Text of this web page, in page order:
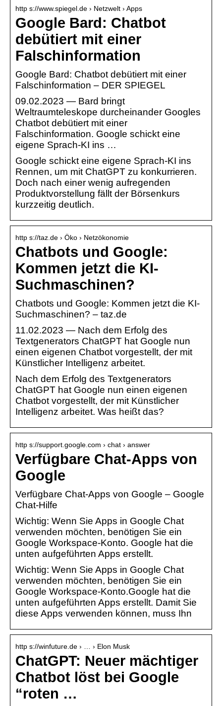
http s://www.spiegel.de › Netzwelt › Apps
Google Bard: Chatbot
debütiert mit einer
Falschinformation
Google Bard: Chatbot debütiert mit einer
Falschinformation – DER SPIEGEL
09.02.2023 — Bard bringt
Weltraumteleskope durcheinander Googles
Chatbot debütiert mit einer
Falschinformation. Google schickt eine
eigene Sprach-KI ins …
Google schickt eine eigene Sprach-KI ins
Rennen, um mit ChatGPT zu konkurrieren.
Doch nach einer wenig aufregenden
Produktvorstellung fällt der Börsenkurs
kurzzeitig deutlich.
http s://taz.de › Öko › Netzökonomie
Chatbots und Google:
Kommen jetzt die KI-
Suchmaschinen?
Chatbots und Google: Kommen jetzt die KI-
Suchmaschinen? – taz.de
11.02.2023 — Nach dem Erfolg des
Textgenerators ChatGPT hat Google nun
einen eigenen Chatbot vorgestellt, der mit
Künstlicher Intelligenz arbeitet.
Nach dem Erfolg des Textgenerators
ChatGPT hat Google nun einen eigenen
Chatbot vorgestellt, der mit Künstlicher
Intelligenz arbeitet. Was heißt das?
http s://support.google.com › chat › answer
Verfügbare Chat-Apps von
Google
Verfügbare Chat-Apps von Google – Google
Chat-Hilfe
Wichtig: Wenn Sie Apps in Google Chat
verwenden möchten, benötigen Sie ein
Google Workspace-Konto. Google hat die
unten aufgeführten Apps erstellt.
Wichtig: Wenn Sie Apps in Google Chat
verwenden möchten, benötigen Sie ein
Google Workspace-Konto.Google hat die
unten aufgeführten Apps erstellt. Damit Sie
diese Apps verwenden können, muss Ihn
http s://winfuture.de › … › Elon Musk
ChatGPT: Neuer mächtiger
Chatbot löst bei Google
“roten …